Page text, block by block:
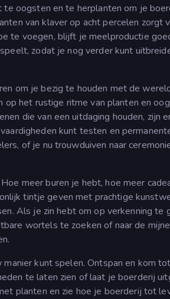
oogsten en te herplanten om je
van klaver op acht percelen zorgt
te voegen, blijft je meelproductie
zodat je nog verder kunt
om je bezig te houden met de
op het rustige ritme van planten en
die van een uitdaging houden, zijn
kunt testen en
of je nu trouwduiven naar
meer buren je hebt, hoe meer
tintje geven met prachtige
Als je zin hebt om op verkenning te
wortels te zoeken of naar de
kunt spelen. Ontspan en kom
te laten zien of laat je boerderij
planten en zie hoe je boerderij tot